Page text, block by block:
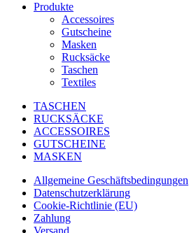
Produkte
Accessoires
Gutscheine
Masken
Rucksäcke
Taschen
Textiles
TASCHEN
RUCKSÄCKE
ACCESSOIRES
GUTSCHEINE
MASKEN
Allgemeine Geschäftsbedingungen
Datenschutzerklärung
Cookie-Richtlinie (EU)
Zahlung